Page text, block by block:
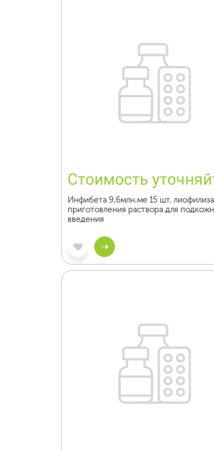
Стоимость
Инфибета 9,6млн.ме 15 шт.
приготовления раствора для
введения